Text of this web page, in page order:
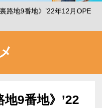
路地9番地》’22年12月OPE
地9番地》’22